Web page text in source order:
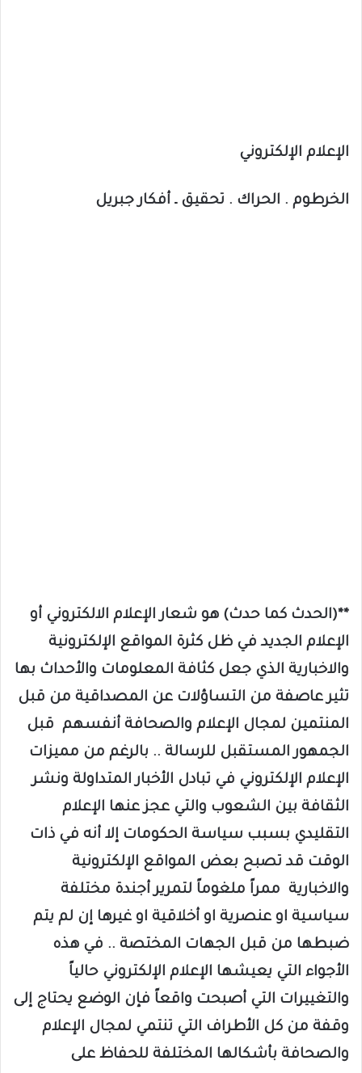
الإعلام الإلكتروني
الخرطوم . الحراك . تحقيق ـ أفكار جبريل
**(الحدث كما حدث) هو شعار الإعلام الالكتروني أو
الإعلام الجديد في ظل كثرة المواقع الإلكترونية
والاخبارية الذي جعل كثافة المعلومات والأحداث بها
تثير عاصفة من التساؤلات عن المصداقية من قبل
المنتمين لمجال الإعلام والصحافة أنفسهم قبل
الجمهور المستقبل للرسالة .. بالرغم من مميزات
الإعلام الإلكتروني في تبادل الأخبار المتداولة ونشر
الثقافة بين الشعوب والتي عجز عنها الإعلام
التقليدي بسبب سياسة الحكومات إلا أنه في ذات
الوقت قد تصبح بعض المواقع الإلكترونية
والاخبارية ممراً ملغوماً لتمرير أجندة مختلفة
سياسية او عنصرية او أخلاقية او غيرها إن لم يتم
ضبطها من قبل الجهات المختصة .. في هذه
الأجواء التي يعيشها الإعلام الإلكتروني حالياً
والتغييرات التي أصبحت واقعاً فإن الوضع يحتاج إلى
وقفة من كل الأطراف التي تنتمي لمجال الإعلام
والصحافة بأشكالها المختلفة للحفاظ على